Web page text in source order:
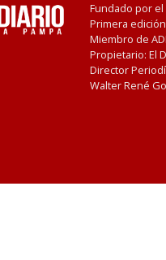
Fundado por el
Primera
Miembro de
Propietario: El
Director
Walter René